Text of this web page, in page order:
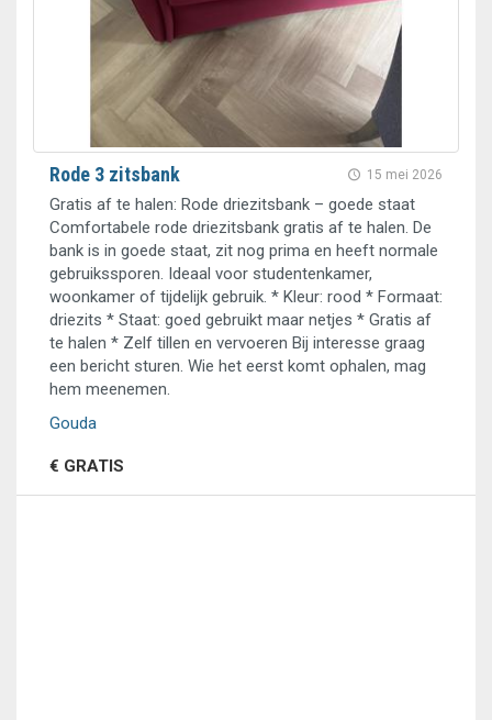
15 mei 2026
Rode 3 zitsbank
Gratis af te halen: Rode driezitsbank – goede staat
Comfortabele rode driezitsbank gratis af te halen. De
bank is in goede staat, zit nog prima en heeft normale
gebruikssporen. Ideaal voor studentenkamer,
woonkamer of tijdelijk gebruik. * Kleur: rood * Formaat:
driezits * Staat: goed gebruikt maar netjes * Gratis af
te halen * Zelf tillen en vervoeren Bij interesse graag
een bericht sturen. Wie het eerst komt ophalen, mag
hem meenemen.
Gouda
€ GRATIS